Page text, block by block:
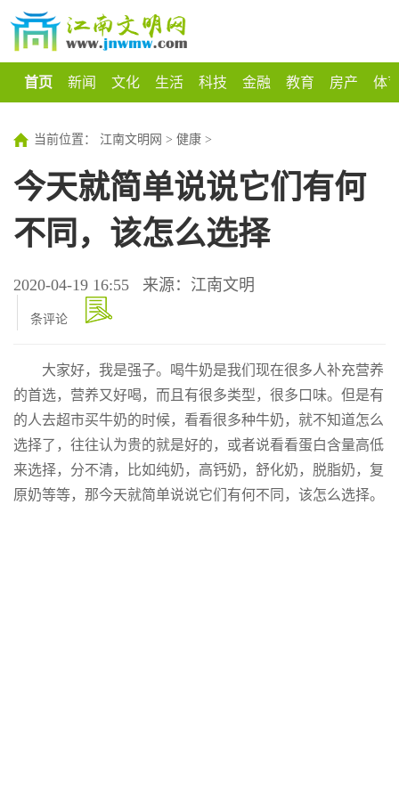
首页 新闻 文化 生活 科技 金融 教育 房产 体
当前位置： 江南文明网 > 健康 >
今天就简单说说它们有何
不同，该怎么选择
2020-04-19 16:55 来源：江南文明
条评论
大家好，我是强子。喝牛奶是我们现在很多人补充营养
的首选，营养又好喝，而且有很多类型，很多口味。但是有
的人去超市买牛奶的时候，看看很多种牛奶，就不知道怎么
选择了，往往认为贵的就是好的，或者说看看蛋白含量高低
来选择，分不清，比如纯奶，高钙奶，舒化奶，脱脂奶，复
原奶等等，那今天就简单说说它们有何不同，该怎么选择。